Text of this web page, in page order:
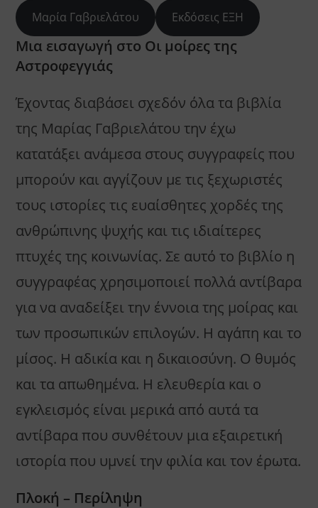
Μαρία Γαβριελάτου Εκδόσεις ΕΞΗ
Μια εισαγωγή στο Οι μοίρες της
Αστροφεγγιάς
Έχοντας διαβάσει σχεδόν όλα τα βιβλία
της Μαρίας Γαβριελάτου την έχω
κατατάξει ανάμεσα στους συγγραφείς που
μπορούν και αγγίζουν με τις ξεχωριστές
τους ιστορίες τις ευαίσθητες χορδές της
ανθρώπινης ψυχής και τις ιδιαίτερες
πτυχές της κοινωνίας. Σε αυτό το βιβλίο η
συγγραφέας χρησιμοποιεί πολλά αντίβαρα
για να αναδείξει την έννοια της μοίρας και
των προσωπικών επιλογών. Η αγάπη και το
μίσος. Η αδικία και η δικαιοσύνη. Ο θυμός
και τα απωθημένα. Η ελευθερία και ο
εγκλεισμός είναι μερικά από αυτά τα
αντίβαρα που συνθέτουν μια εξαιρετική
ιστορία που υμνεί την φιλία και τον έρωτα.
Πλοκή – Περίληψη